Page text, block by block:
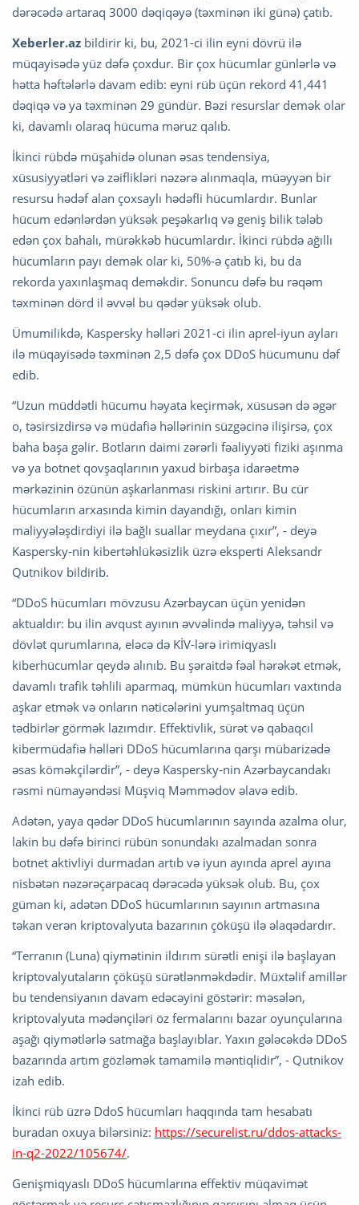
dərəcədə artaraq 3000 dəqiqəyə (təxminən iki günə) çatıb.
Xeberler.az bildirir ki, bu, 2021-ci ilin eyni dövrü ilə
müqayisədə yüz dəfə çoxdur. Bir çox hücumlar günlərlə və
hətta həftələrlə davam edib: eyni rüb üçün rekord 41,441
dəqiqə və ya təxminən 29 gündür. Bəzi resurslar demək olar
ki, davamlı olaraq hücuma məruz qalıb.
İkinci rübdə müşahidə olunan əsas tendensiya,
xüsusiyyətləri və zəiflikləri nəzərə alınmaqla, müəyyən bir
resursu hədəf alan çoxsaylı hədəfli hücumlardır. Bunlar
hücum edənlərdən yüksək peşəkarlıq və geniş bilik tələb
edən çox bahalı, mürəkkəb hücumlardır. İkinci rübdə ağıllı
hücumların payı demək olar ki, 50%-ə çatıb ki, bu da
rekorda yaxınlaşmaq deməkdir. Sonuncu dəfə bu rəqəm
təxminən dörd il əvvəl bu qədər yüksək olub.
Ümumilikdə, Kaspersky həlləri 2021-ci ilin aprel-iyun ayları
ilə müqayisədə təxminən 2,5 dəfə çox DDoS hücumunu dəf
edib.
“Uzun müddətli hücumu həyata keçirmək, xüsusən də əgər
o, təsirsizdirsə və müdafiə həllərinin süzgəcinə ilişirsə, çox
baha başa gəlir. Botların daimi zərərli fəaliyyəti fiziki aşınma
və ya botnet qovşaqlarının yaxud birbaşa idarəetmə
mərkəzinin özünün aşkarlanması riskini artırır. Bu cür
hücumların arxasında kimin dayandığı, onları kimin
maliyyələşdirdiyi ilə bağlı suallar meydana çıxır”, - deyə
Kaspersky-nin kibertəhlükəsizlik üzrə eksperti Aleksandr
Qutnikov bildirib.
“DDoS hücumları mövzusu Azərbaycan üçün yenidən
aktualdır: bu ilin avqust ayının əvvəlində maliyyə, təhsil və
dövlət qurumlarına, eləcə də KİV-lərə irimiqyaslı
kiberhücumlar qeydə alınıb. Bu şəraitdə fəal hərəkət etmək,
davamlı trafik təhlili aparmaq, mümkün hücumları vaxtında
aşkar etmək və onların nəticələrini yumşaltmaq üçün
tədbirlər görmək lazımdır. Effektivlik, sürət və qabaqcıl
kibermüdafiə həlləri DDoS hücumlarına qarşı mübarizədə
əsas köməkçilərdir”, - deyə Kaspersky-nin Azərbaycandakı
rəsmi nümayəndəsi Müşviq Məmmədov əlavə edib.
Adətən, yaya qədər DDoS hücumlarının sayında azalma olur,
lakin bu dəfə birinci rübün sonundakı azalmadan sonra
botnet aktivliyi durmadan artıb və iyun ayında aprel ayına
nisbətən nəzərəçarpacaq dərəcədə yüksək olub. Bu, çox
güman ki, adətən DDoS hücumlarının sayının artmasına
təkan verən kriptovalyuta bazarının çöküşü ilə əlaqədardır.
“Terranın (Luna) qiymətinin ildırım sürətli enişi ilə başlayan
kriptovalyutaların çöküşü sürətlənməkdədir. Müxtəlif amillər
bu tendensiyanın davam edəcəyini göstərir: məsələn,
kriptovalyuta mədənçiləri öz fermalarını bazar oyunçularına
aşağı qiymətlərlə satmağa başlayıblar. Yaxın gələcəkdə DDoS
bazarında artım gözləmək tamamilə məntiqlidir”, - Qutnikov
izah edib.
İkinci rüb üzrə DdoS hücumları haqqında tam hesabatı
buradan oxuya bilərsiniz: https://securelist.ru/ddos-attacks-
in-q2-2022/105674/.
Genişmiqyaslı DDoS hücumlarına effektiv müqavimət